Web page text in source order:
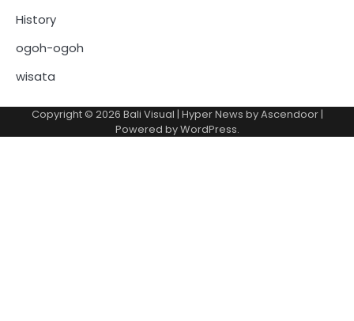
History
ogoh-ogoh
wisata
Copyright © 2026 Bali Visual | Hyper News byAscendoor|
Powered byWordPress.